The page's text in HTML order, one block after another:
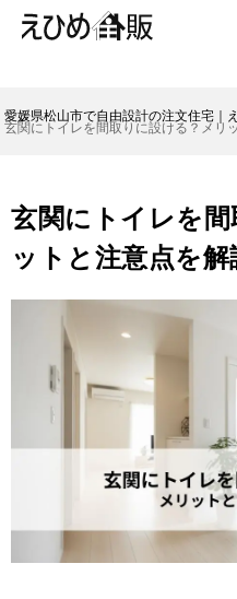
愛媛県松山市で自由設計の注文住宅｜
玄関にトイレを間取りに設ける？メリ
玄関にトイレを
ットと注意点を解